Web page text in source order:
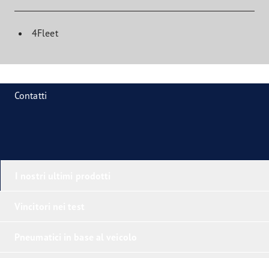
4Fleet
Contatti